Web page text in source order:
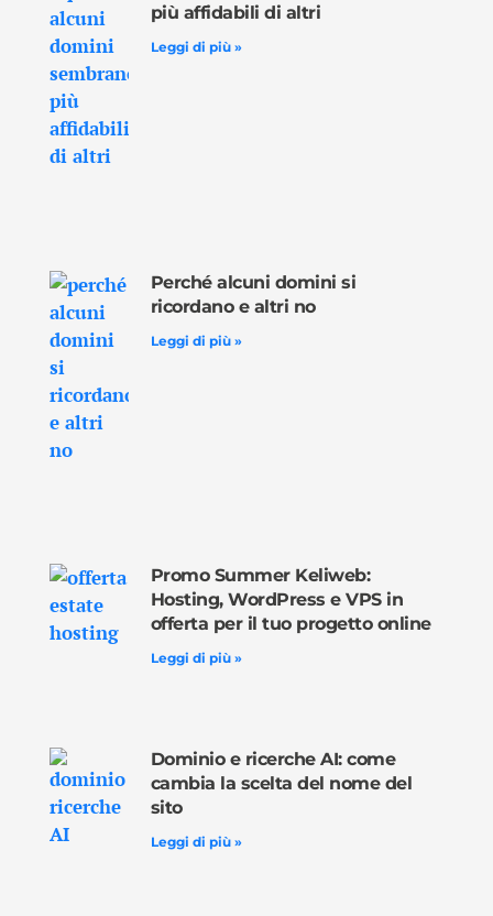
più affidabili di altri
Leggi di più »
Perché alcuni domini si
ricordano e altri no
Leggi di più »
Promo Summer Keliweb:
Hosting, WordPress e VPS in
offerta per il tuo progetto online
Leggi di più »
Dominio e ricerche AI: come
cambia la scelta del nome del
sito
Leggi di più »